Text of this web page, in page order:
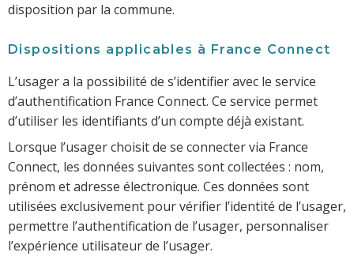
disposition par la commune.
Dispositions applicables à France Connect
L’usager a la possibilité de s’identifier avec le service
d’authentification France Connect. Ce service permet
d’utiliser les identifiants d’un compte déjà existant.
Lorsque l’usager choisit de se connecter via France
Connect, les données suivantes sont collectées : nom,
prénom et adresse électronique. Ces données sont
utilisées exclusivement pour vérifier l’identité de l’usager,
permettre l’authentification de l’usager, personnaliser
l’expérience utilisateur de l’usager.